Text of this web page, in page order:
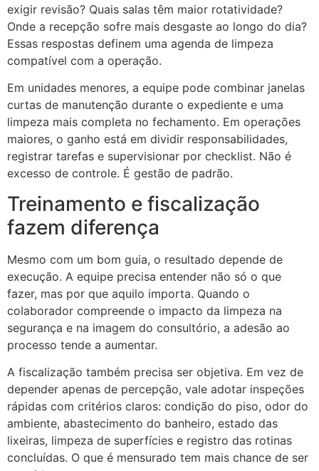
exigir revisão? Quais salas têm maior rotatividade?
Onde a recepção sofre mais desgaste ao longo do dia?
Essas respostas definem uma agenda de limpeza
compatível com a operação.
Em unidades menores, a equipe pode combinar janelas
curtas de manutenção durante o expediente e uma
limpeza mais completa no fechamento. Em operações
maiores, o ganho está em dividir responsabilidades,
registrar tarefas e supervisionar por checklist. Não é
excesso de controle. É gestão de padrão.
Treinamento e fiscalização
fazem diferença
Mesmo com um bom guia, o resultado depende de
execução. A equipe precisa entender não só o que
fazer, mas por que aquilo importa. Quando o
colaborador compreende o impacto da limpeza na
segurança e na imagem do consultório, a adesão ao
processo tende a aumentar.
A fiscalização também precisa ser objetiva. Em vez de
depender apenas de percepção, vale adotar inspeções
rápidas com critérios claros: condição do piso, odor do
ambiente, abastecimento do banheiro, estado das
lixeiras, limpeza de superfícies e registro das rotinas
concluídas. O que é mensurado tem mais chance de ser